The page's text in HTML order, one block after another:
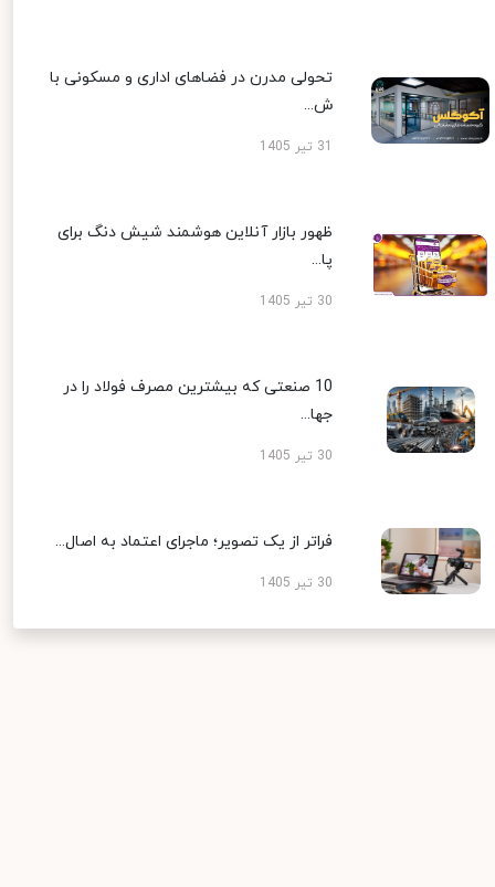
تحولی مدرن در فضاهای اداری و مسکونی با
ش...
ظهور بازار آنلاین هوشمند شیش دنگ برای
پا...
30 تیر 1405
10 صنعتی که بیشترین مصرف فولاد را در
جها...
30 تیر 1405
فراتر از یک تصویر؛ ماجرای اعتماد به اصال...
30 تیر 1405